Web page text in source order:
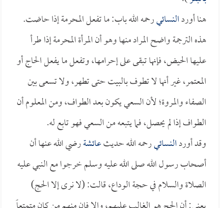
هنا أوردالنسائيرحمه الله باب: ما تفعل المحرمة إذا حاضت.
هذه الترجمة واضح المراد منها وهو أن المرأة المحرمة إذا طرأ
عليها الحيض، فإنها تبقى على إحرامها، وتفعل ما يفعل الحاج أو
المعتمر، غير أنها لا تطوف بالبيت حتى تطهر، ولا تسعى بين
الصفاء والمروة؛ لأن السعي يكون بعد الطواف، ومن المعلوم أن
الطواف إذا لم يحصل، فما يتبعه من السعي فهو تابع له.
وقد أوردالنسائيرحمه الله حديثعائشةرضي الله عنها أن
أصحاب رسول الله صلى الله عليه وسلم خرجوا مع النبي عليه
الصلاة والسلام في حجة الوداع، قالت: (لا نرى إلا الحج)